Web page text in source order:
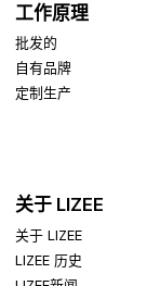
工作原理
批发的
自有品牌
定制生产
关于 LIZEE
关于 LIZEE
LIZEE 历史